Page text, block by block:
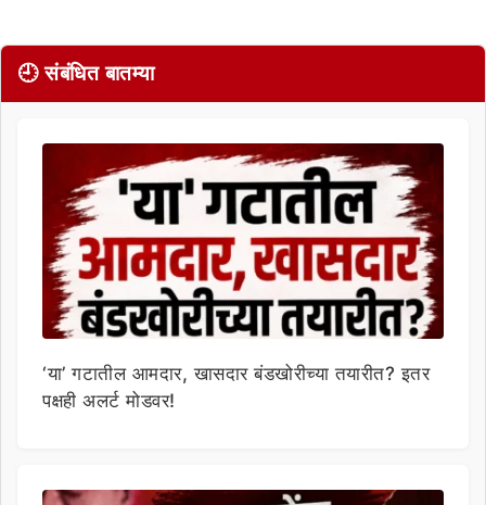
🕘 संबंधित बातम्या
‘या’ गटातील आमदार, खासदार बंडखोरीच्या तयारीत? इतर
पक्षही अलर्ट मोडवर!